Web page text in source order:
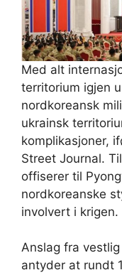
Med alt
territorium igjen
nordkoreansk
ukrainsk
komplikasjoner,
Street Journal.
offiserer til
nordkoreanske
involvert i krigen.
Anslag fra
antyder at rundt